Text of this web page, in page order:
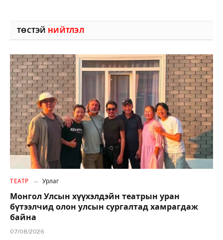
ТӨСТЭЙ НИЙТЛЭЛ
ТЕАТР Урлаг
Монгол Улсын хүүхэлдэйн театрын уран
бүтээлчид олон улсын сургалтад хамрагдаж
байна
07/08/2026